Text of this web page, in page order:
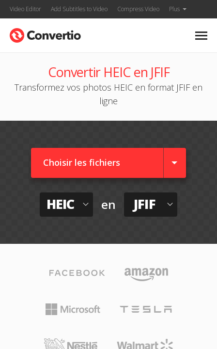
Video Editor Add Subtitles to Video Compress Video Plus
Convertir HEIC en JFIF
Transformez vos photos HEIC en format JFIF en
ligne
Choisir les fichiers
HEIC en JFIF